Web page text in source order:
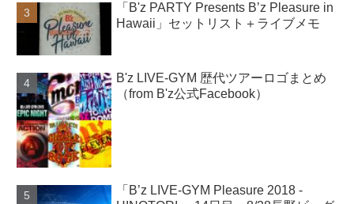
「B'z PARTY Presents B’z Pleasure in
Hawaii」セットリスト＋ライブメモ
B'z LIVE-GYM 歴代ツアーロゴまとめ
（from B'z公式Facebook）
「B’z LIVE-GYM Pleasure 2018 -